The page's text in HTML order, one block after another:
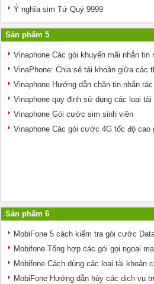
Ý nghĩa sim Tứ Quý 9999
Sản phẩm 5
Vinaphone Các gói khuyến mãi nhắn tin
VinaPhone: Chia sẻ tài khoản giữa các
Vinaphone Hướng dẫn chặn tin nhắn
Vinaphone quy định sử dụng các loại tài
Vinaphone Gói cước sim sinh viên
Vinaphone Các gói cước 4G tốc độ cao
Sản phẩm 6
MobiFone 5 cách kiểm tra gói cước
Mobifone Tổng hợp các gói gọi ngoại
Mobifone Cách dùng các loại tài khoản
MobiFone Hướng dẫn hủy các dịch vụ